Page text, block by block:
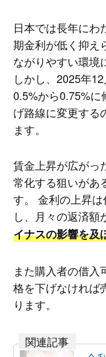
日本では長年にわ
期金利が低く抑え
ながりやすい環境
しかし、2025年
0.5%から0.75%に
げ路線に変更する
ます。
賃金上昇が広がっ
常化する狙いがあ
す。 金利の上昇
し、月々の返済額
イナスの影響を及
また購入者の借入
格を下げなければ
ります。